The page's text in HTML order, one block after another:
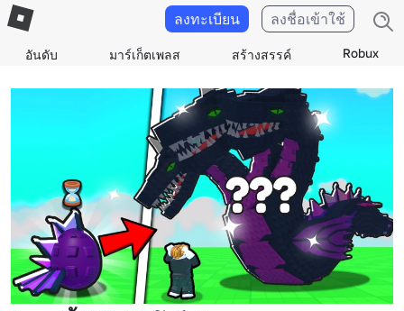
อันดับ มาร์เก็ตเพลส สร้างสรรค์ Robux
ลงทะเบียน ลงชื่อเข้าใช้